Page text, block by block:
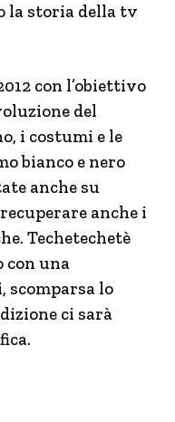
la storia della tv
con l’obiettivo
del
i costumi e le
bianco e nero
anche su
anche i
Techetechetè
con una
scomparsa lo
ci sarà